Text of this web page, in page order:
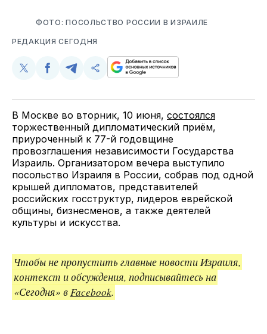
ФОТО: ПОСОЛЬСТВО РОССИИ В ИЗРАИЛЕ
РЕДАКЦИЯ СЕГОДНЯ
Поделиться
Twitter
Поделиться
Facebook
Поделиться
Telegram
Скопируйте
поделитесь
ссылкой
В Москве во вторник, 10 июня, состоялся
торжественный дипломатический приём,
приуроченный к 77-й годовщине
провозглашения независимости Государства
Израиль. Организатором вечера выступило
посольство Израиля в России, собрав под одной
крышей дипломатов, представителей
российских госструктур, лидеров еврейской
общины, бизнесменов, а также деятелей
культуры и искусства.
Чтобы не пропустить главные новости Израиля,
контекст и обсуждения, подписывайтесь на
«Сегодня» вFacebook.